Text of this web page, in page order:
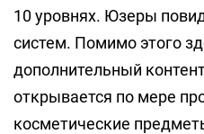
10 уровнях. Юзеры
систем. Помимо этого
дополнительный
открывается по мере
косметические